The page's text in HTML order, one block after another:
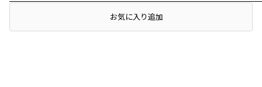
お気に入り追加